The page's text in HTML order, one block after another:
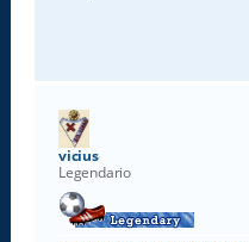
vicius
Legendario